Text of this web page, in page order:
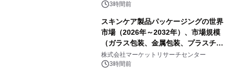
3時間前
スキンケア製品パッケージングの世界
市場（2026年～2032年）、市場規模
（ガラス包装、金属包装、プラスチッ
ク包装、その他）・分析レポートを発
表
株式会社マーケットリサーチセンター
3時間前